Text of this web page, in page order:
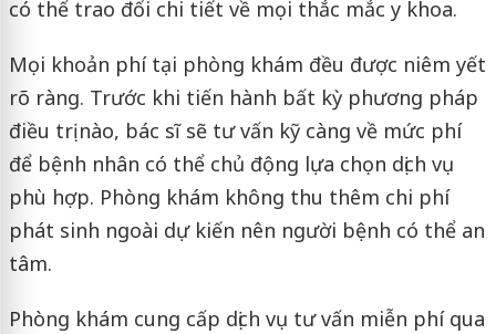
có thể trao đổi chi tiết về mọi thắc mắc y khoa.
Mọi khoản phí tại phòng khám đều được niêm yết
rõ ràng. Trước khi tiến hành bất kỳ phương pháp
điều trị nào, bác sĩ sẽ tư vấn kỹ càng về mức phí
để bệnh nhân có thể chủ động lựa chọn dịch vụ
phù hợp. Phòng khám không thu thêm chi phí
phát sinh ngoài dự kiến nên người bệnh có thể an
tâm.
Phòng khám cung cấp dịch vụ tư vấn miễn phí qua